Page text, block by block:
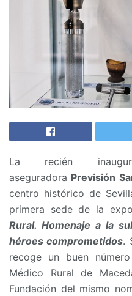
La recién
aseguradora Previsión
centro histórico de
primera sede de la
Rural. Homenaje a la
héroes comprometidos.
recoge un buen
Médico Rural de
Fundación del mismo